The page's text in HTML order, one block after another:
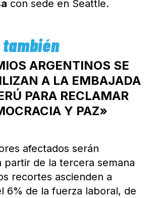
con sede en Seattle.
ARGENTINOS SE
A LA EMBAJADA
PARA RECLAMAR
Y PAZ»
afectados serán
partir de la tercera semana
recortes ascienden a
6% de la fuerza laboral, de